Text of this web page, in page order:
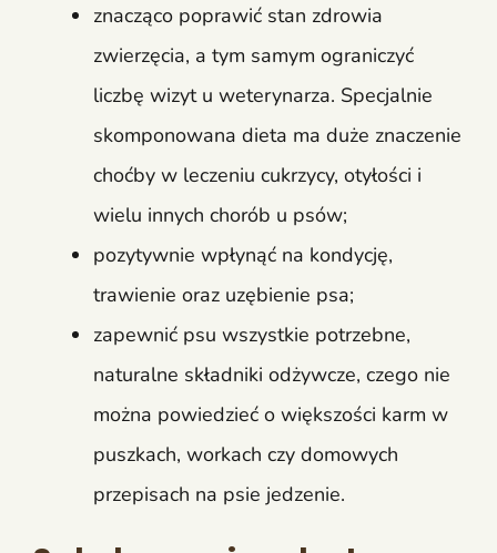
znacząco poprawić stan zdrowia
zwierzęcia, a tym samym ograniczyć
liczbę wizyt u weterynarza. Specjalnie
skomponowana dieta ma duże znaczenie
choćby w leczeniu cukrzycy, otyłości i
wielu innych chorób u psów;
pozytywnie wpłynąć na kondycję,
trawienie oraz uzębienie psa;
zapewnić psu wszystkie potrzebne,
naturalne składniki odżywcze, czego nie
można powiedzieć o większości karm w
puszkach, workach czy domowych
przepisach na psie jedzenie.